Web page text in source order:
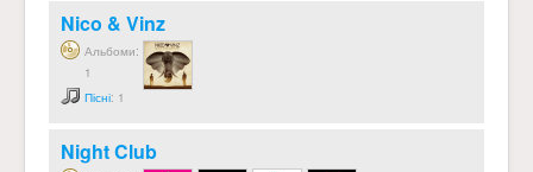
Nico & Vinz
Альбоми:
1
Пісні: 1
Night Club